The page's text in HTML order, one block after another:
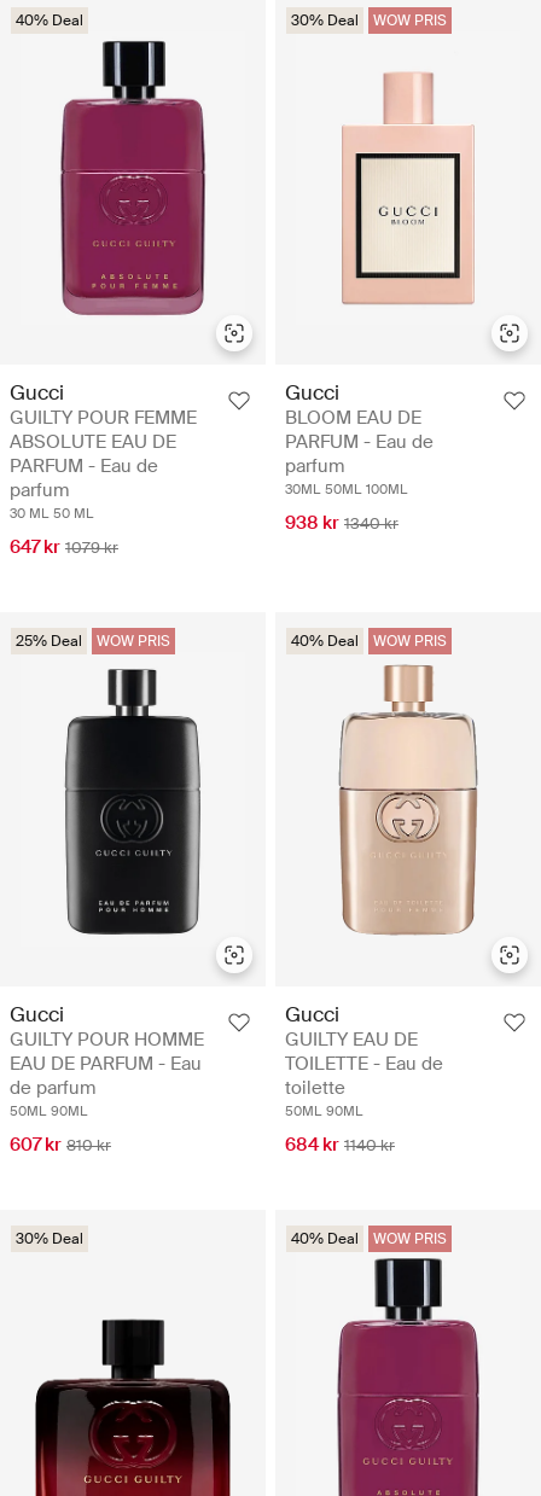
40% Deal
Gucci
GUILTY POUR FEMME
ABSOLUTE EAU DE
PARFUM - Eau de
parfum
30 ML 50 ML
647 kr 1079 kr
30% Deal WOW PRIS
Gucci
BLOOM EAU DE
PARFUM - Eau de
parfum
30ML 50ML 100ML
938 kr 1340 kr
25% Deal WOW PRIS
Gucci
GUILTY POUR HOMME
EAU DE PARFUM - Eau
de parfum
50ML 90ML
607 kr 810 kr
40% Deal WOW PRIS
Gucci
GUILTY EAU DE
TOILETTE - Eau de
toilette
50ML 90ML
684 kr 1140 kr
30% Deal 40% Deal WOW PRIS